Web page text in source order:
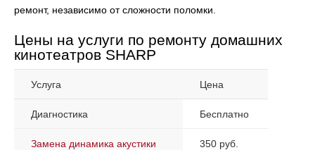
ремонт, независимо от сложности поломки.
Цены на услуги по ремонту домашних
кинотеатров SHARP
Услуга Цена
Диагностика Бесплатно
Замена динамика акустики 350 руб.